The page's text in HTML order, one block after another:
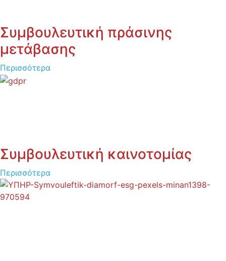
Συμβουλευτική πράσινης
μετάβασης
Περισσότερα
Συμβουλευτική καινοτομίας
Περισσότερα